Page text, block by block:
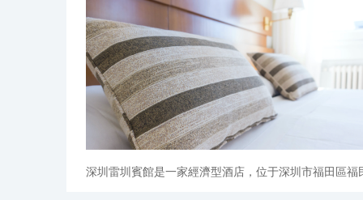
深圳雷圳賓館是一家經濟型酒店，位于深圳市福田區